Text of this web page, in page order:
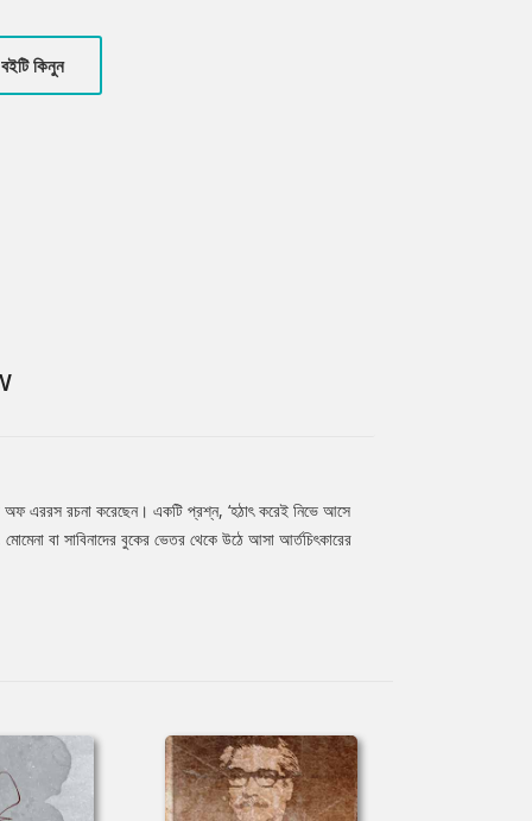
প্রতিধ্বনি।
বইটি কিনুন
এররস রচনা করেছেন। একটি প্রশ্ন, ‘হঠাৎ করেই নিভে আসে
বা সাবিনাদের বুকের ভেতর থেকে উঠে আসা আর্তচিৎকারের